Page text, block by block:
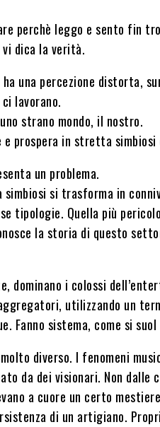
perchè leggo e sento fin
vi dica la verità.
una percezione distorta,
lavorano.
strano mondo, il nostro.
e prospera in stretta
un problema.
simbiosi si trasforma in
tipologie. Quella più
la storia di questo
dominano i colossi
utilizzando un
Fanno sistema, come si
diverso. I fenomeni
da dei visionari. Non dalle
a cuore un certo
di un artigiano.